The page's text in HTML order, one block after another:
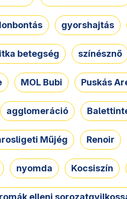
gyorshajtás
betegség színésznő
MOL Bubi Puskás
agglomeráció
Műjég Renoir
nyomda Kocsiszín
romák elleni